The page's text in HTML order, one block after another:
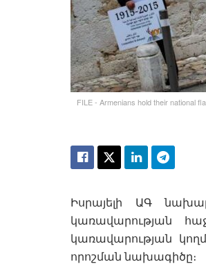
FILE - Armenians hold their national
Իսրայելի ԱԳ
կառավարության
կառավարության
որոշման նախագիծը։